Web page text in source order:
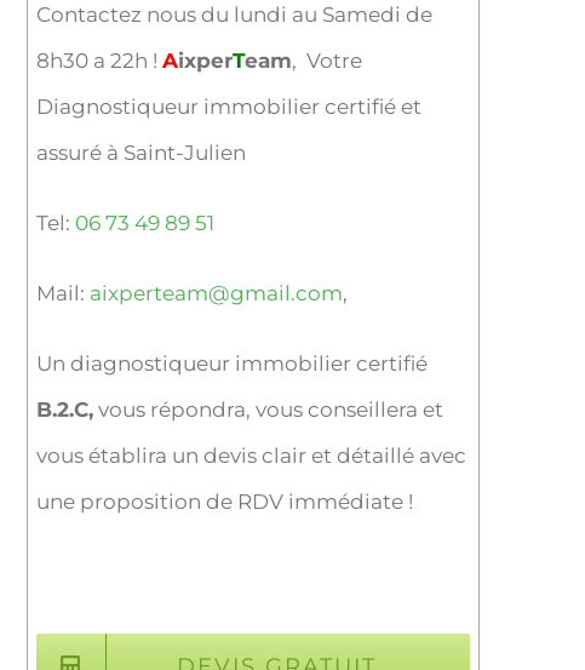
Contactez nous du lundi au Samedi de
8h30 a 22h !AixperTeam, Votre
Diagnostiqueur immobilier certifié et
assuré à Saint-Julien
Tel: 06 73 49 89 51
Mail: aixperteam@gmail.com,
Un diagnostiqueur immobilier certifié
B.2.C, vous répondra, vous conseillera et
vous établira un devis clair et détaillé avec
une proposition de RDV immédiate !